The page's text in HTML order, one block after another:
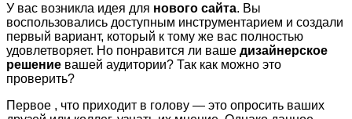
У вас возникла идея для нового сайта. Вы
воспользовались доступным инструментарием и создали
первый вариант, который к тому же вас полностью
удовлетворяет. Но понравится ли ваше дизайнерское
решение вашей аудитории? Так как можно это
проверить?
Первое , что приходит в голову — это опросить ваших